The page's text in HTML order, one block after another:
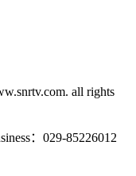
all rights
：029-85226012